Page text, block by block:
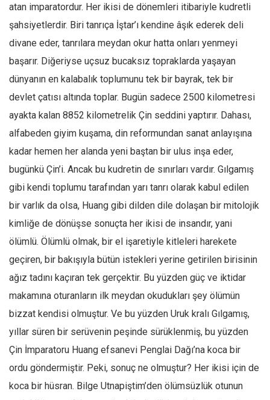
Manzara
Türkiye
Siyaset
Dünya
Avrupa
Asya
Afrika
İslam Dünyası
Amerika
Tarih
Düşünce
Dosyalar
atan imparatordur. Her ikisi de dönemleri itibariyle kudretli
şahsiyetlerdir. Biri tanrıça İştar’ı kendine âşık ederek deli
divane eder, tanrılara meydan okur hatta onları yenmeyi
başarır. Diğeriyse uçsuz bucaksız topraklarda yaşayan
dünyanın en kalabalık toplumunu tek bir bayrak, tek bir
devlet çatısı altında toplar. Bugün sadece 2500 kilometresi
ayakta kalan 8852 kilometrelik Çin seddini yaptırır. Dahası,
alfabeden giyim kuşama, din reformundan sanat anlayışına
kadar hemen her alanda yeni baştan bir ulus inşa eder,
bugünkü Çin’i. Ancak bu kudretin de sınırları vardır. Gılgamış
gibi kendi toplumu tarafından yarı tanrı olarak kabul edilen
bir varlık da olsa, Huang gibi dilden dile dolaşan bir mitolojik
kimliğe de dönüşse sonuçta her ikisi de insandır, yani
ölümlü. Ölümlü olmak, bir el işaretiyle kitleleri harekete
geçiren, bir bakışıyla bütün istekleri yerine getirilen birisinin
ağız tadını kaçıran tek gerçektir. Bu yüzden güç ve iktidar
makamına oturanların ilk meydan okudukları şey ölümün
bizzat kendisi olmuştur. Ve bu yüzden Uruk kralı Gılgamış,
yıllar süren bir serüvenin peşinde sürüklenmiş, bu yüzden
Çin İmparatoru Huang efsanevi Penglai Dağı’na koca bir
ordu göndermiştir. Peki, sonuç ne olmuştur? Her ikisi için de
koca bir hüsran. Bilge Utnapiştim’den ölümsüzlük otunun